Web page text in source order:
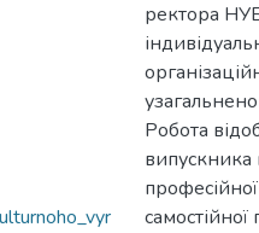
ректора
Робота
випускника